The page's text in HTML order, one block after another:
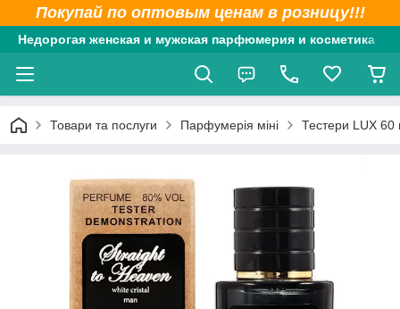
Покупай по оптовым ценам в розницу!!!
Недорогая женская и мужская парфюмерия и косметика
Товари та послуги Парфумерія міні Тестери LUX 60